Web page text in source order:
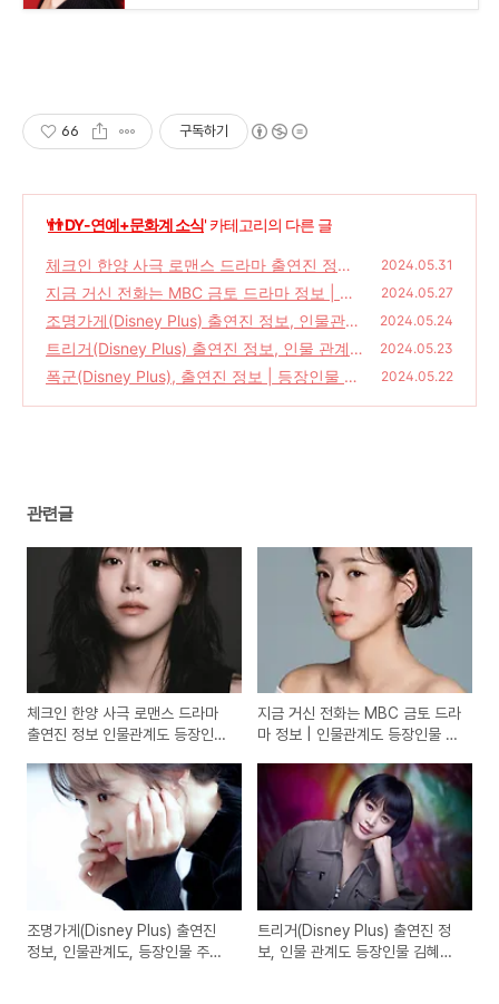
66 구독하기
'👬 DY-연예+문화계 소식' 카테고리의 다른 글
체크인 한양 사극 로맨스 드라마 출연진 정보
인물관계도 등장인물 배인혁 김지은 정건주 재
(57)
2024.05.31
지금 거신 전화는 MBC 금토 드라마 정보 | 인
물관계도 등장인물 유연석 채수빈 | 드라마 내
용, 방송 횟수, 웹소설 원작 드라마
(72)
2024.05.27
조명가게(Disney Plus) 출연진 정보, 인물관계
도, 등장인물 주지훈 박보영 | 공개회차, 드라
마 내용, 공개 예정일, 웹툰 원작 드라마
(30)
2024.05.24
트리거(Disney Plus) 출연진 정보, 인물 관계
도 등장인물 김혜수 정성일 주종혁 | 드라마 내
2024.05.23
폭군(Disney Plus), 출연진 정보 | 등장인물 조
2024.05.22
관련글
체크인 한양 사극 로맨스 드라마
출연진 정보 인물관계도 등장인물
지금 거신 전화는 MBC 금토 드라
마 정보 | 인물관계도 등장인물 유
횟수, 웹소설 원작 드라마
조명가게(Disney Plus) 출연진
정보, 인물관계도, 등장인물 주지
트리거(Disney Plus) 출연진 정
보, 인물 관계도 등장인물 김혜수